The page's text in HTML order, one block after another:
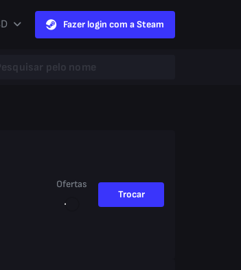
Fazer login com a Steam
Ofertas
Trocar